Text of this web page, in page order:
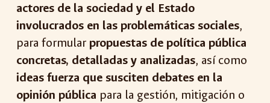
actores de la sociedad y el Estado
involucrados en las problemáticas sociales,
para formular propuestas de política pública
concretas, detalladas y analizadas, así como
ideas fuerza que susciten debates en la
opinión pública para la gestión, mitigación o